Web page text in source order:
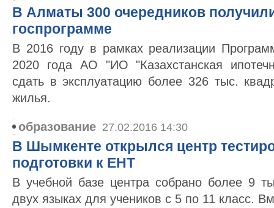
В Алматы 300 очередников
госпрограмме
В 2016 году в рамках реализации
2020 года АО "ИО "Казахстанская
сдать в эксплуатацию более 326 тыс.
жилья.
образование 27.02.2016 14:30
В Шымкенте открылся центр
подготовки к ЕНТ
В учебной базе центра собрано более 9
двух языках для учеников с 5 по 11 класс.